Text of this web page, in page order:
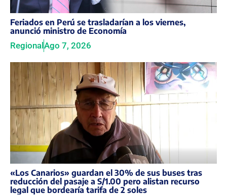
Feriados en Perú se trasladarían a los viernes,
anunció ministro de Economía
Regional Ago 7, 2026
«Los Canarios» guardan el 30% de sus buses tras
reducción del pasaje a S/1.00 pero alistan recurso
legal que bordearía tarifa de 2 soles